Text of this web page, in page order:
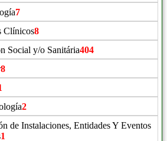
7
Clínicos8
Social y/o Sanitária404
8
2
de Instalaciones, Entidades Y Eventos
1